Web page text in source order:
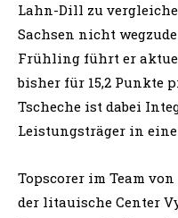
Lahn-Dill zu
Sachsen nicht
Frühling führt er
bisher für 15,2 Punkte
Tscheche ist dabei
Leistungsträger in
Topscorer im Team
der litauische Center